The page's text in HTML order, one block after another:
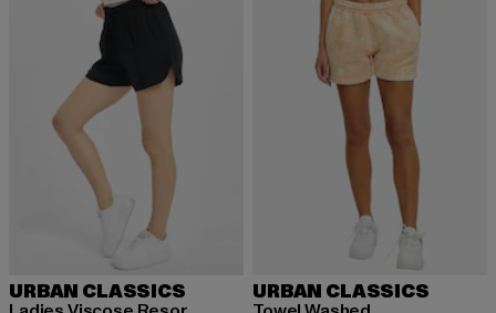
URBAN CLASSICS URBAN CLASSICS